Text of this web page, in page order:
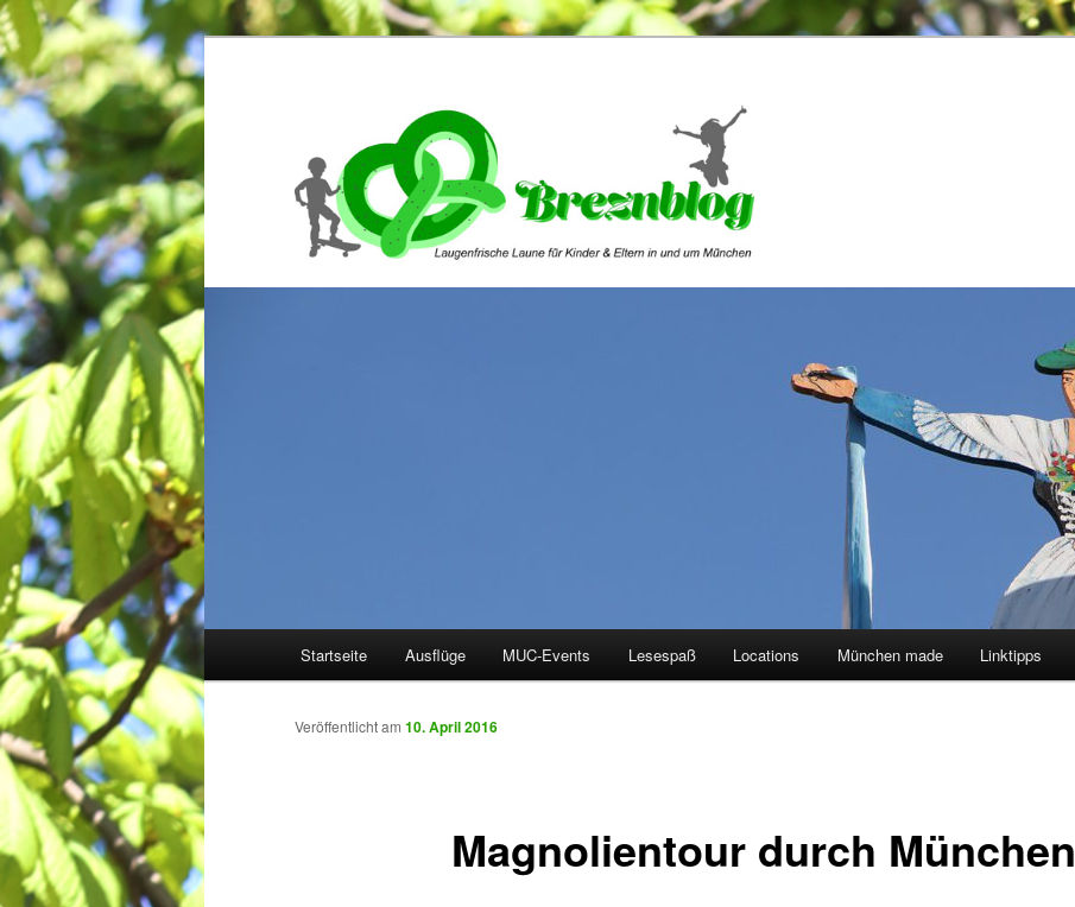
Zum
Inhalt
Startseite Ausflüge MUC-Events Lesespaß Locations München made Linktipps
Magnolientour durch München
Veröffentlicht am 10. April 2016